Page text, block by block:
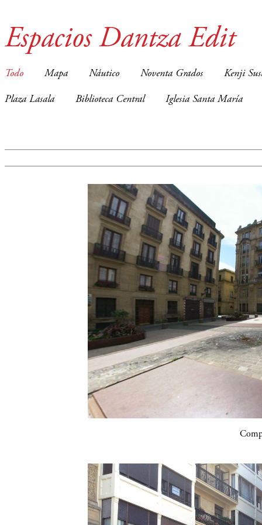
Espacios Dantza Edit
Todo Mapa Náutico Noventa Grados Kenji
Plaza Lasala Biblioteca Central Iglesia Santa María